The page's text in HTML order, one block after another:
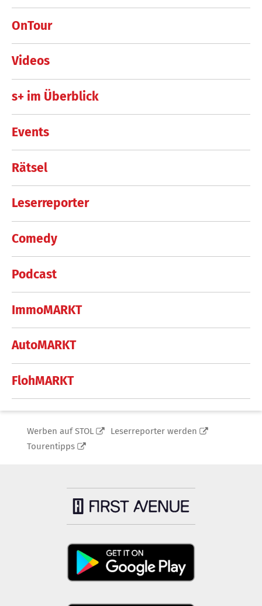
OnTour
Videos
s+ im Überblick
Events
Rätsel
Leserreporter
Comedy
Podcast
ImmoMARKT
AutoMARKT
FlohMARKT
Werben auf STOL
Leserreporter werden
Tourentipps